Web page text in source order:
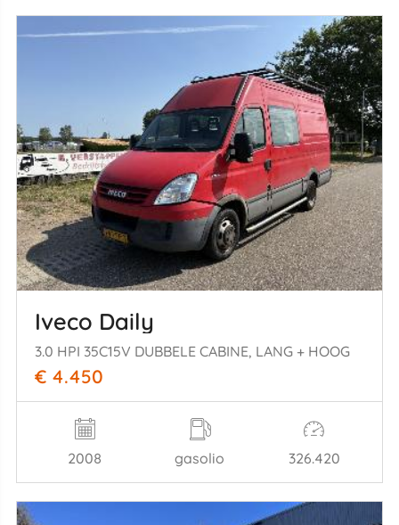
Iveco Daily
3.0 HPI 35C15V DUBBELE CABINE, LANG + HOOG
€ 4.450
2008 gasolio 326.420